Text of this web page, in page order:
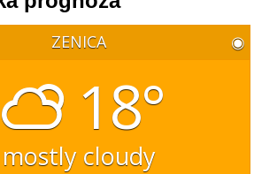
ZENICA ◉
18°
mostly cloudy